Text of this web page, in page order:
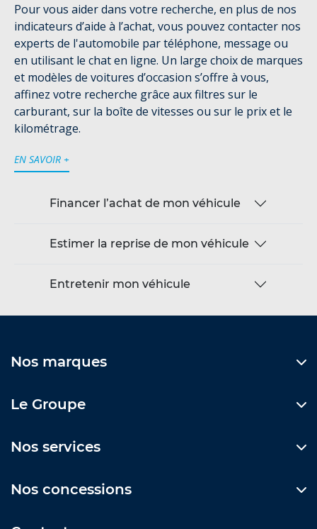
Pour vous aider dans votre recherche, en plus de nos
indicateurs d’aide à l’achat, vous pouvez contacter nos
experts de l'automobile par téléphone, message ou
en utilisant le chat en ligne. Un large choix de marques
et modèles de voitures d’occasion s’offre à vous,
affinez votre recherche grâce aux filtres sur le
carburant, sur la boîte de vitesses ou sur le prix et le
kilométrage.
EN SAVOIR +
Financer l’achat de mon véhicule
Estimer la reprise de mon véhicule
Entretenir mon véhicule
Nos marques
Le Groupe
Nos services
Nos concessions